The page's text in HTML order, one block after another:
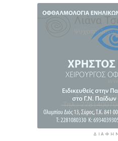
Αυξήθηκαν οι Έλληνες
διακόψουν το κάπνισμα
7 ώρες 13 λεπτά πρίν